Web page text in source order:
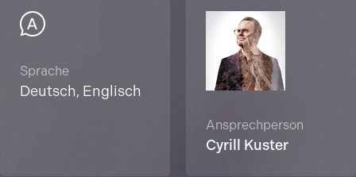
Sprache
Deutsch, Englisch
Ansprechperson
Cyrill Kuster